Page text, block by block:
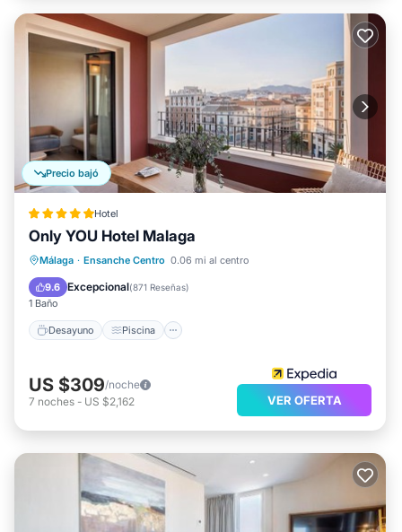
Precio bajó
Hotel
Only YOU Hotel Malaga
Málaga · Ensanche Centro 0.06 mi al centro
9.6 Excepcional(871 Reseñas)
1 Baño
Desayuno Piscina
Desayuno Piscina
Cocina
Aire acondicionado
US $309/noche
7 noches - US $2,162 VER OFERTA